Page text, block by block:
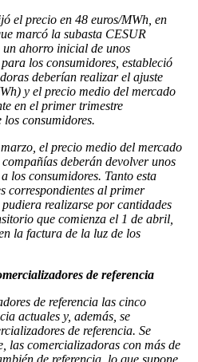
el precio en 48 euros/MWh, en
marcó la subasta CESUR
ahorro inicial de unos
los consumidores, estableció
deberían realizar el ajuste
y el precio medio del mercado
en el primer trimestre
consumidores.
el precio medio del mercado
deberán devolver unos
los consumidores. Tanto esta
correspondientes al primer
realizarse por cantidades
que comienza el 1 de abril,
la factura de la luz de los
de referencia
de referencia las cinco
actuales y, además, se
de referencia. Se
las comercializadoras con más de
de referencia, lo que supone